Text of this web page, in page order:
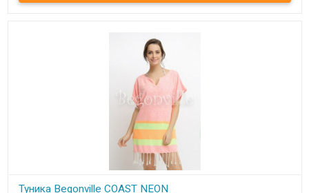
Туника Begonville COAST NEON